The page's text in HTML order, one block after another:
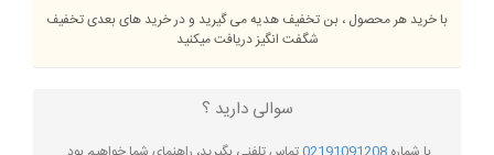
با خرید هر محصول ، بن تخفیف هدیه می گیرید و در خرید های بعدی تخفیف
شگفت انگیز دریافت میکنید
سوالی دارید ؟